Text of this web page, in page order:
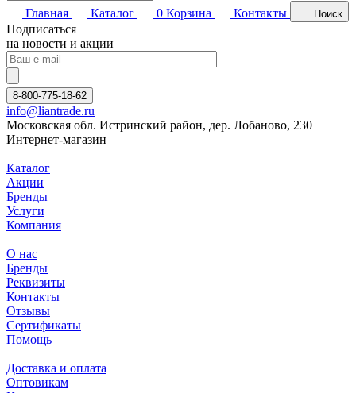
Главная Каталог 0 Корзина Контакты Поиск
Подписаться
на новости и акции
8-800-775-18-62
info@liantrade.ru
Московская обл. Истринский район, дер. Лобаново, 230
Интернет-магазин
Каталог
Акции
Бренды
Услуги
Компания
О нас
Бренды
Реквизиты
Контакты
Отзывы
Сертификаты
Помощь
Доставка и оплата
Оптовикам